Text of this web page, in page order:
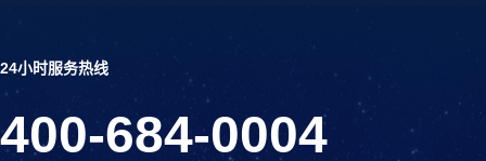
24小时服务热线
400-684-0004